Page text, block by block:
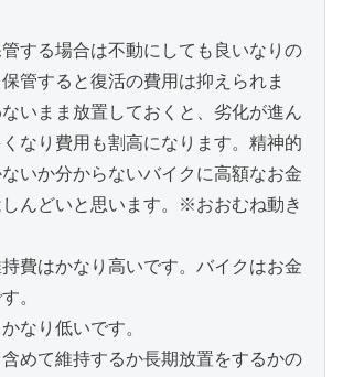
する場合は不動にしても良いなりの
管すると復活の費用は抑えられま
いまま放置しておくと、劣化が進ん
なり費用も割高になります。精神的
いか分からないバイクに高額なお金
んどいと思います。※おおむね動き
費はかなり高いです。バイクはお金
。
なり低いです。
めて維持するか長期放置をするかの